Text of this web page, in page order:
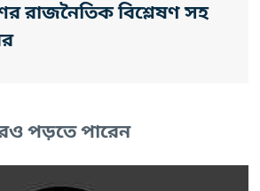
রাজনৈতিক বিশ্লেষণ সহ
পড়তে পারেন